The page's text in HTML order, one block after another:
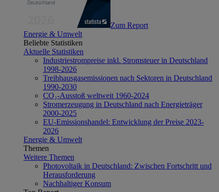
Zum Report
Energie & Umwelt
Beliebte Statistiken
Aktuelle Statistiken
Industriestrompreise inkl. Stromsteuer in Deutschland
1998-2026
Treibhausgasemissionen nach Sektoren in Deutschland
1990-2030
CO₂-Ausstoß weltweit 1960-2024
Stromerzeugung in Deutschland nach Energieträger
2000-2025
EU-Emissionshandel: Entwicklung der Preise 2023-
2026
Energie & Umwelt
Themen
Weitere Themen
Photovoltaik in Deutschland: Zwischen Fortschritt und
Herausforderung
Nachhaltiger Konsum